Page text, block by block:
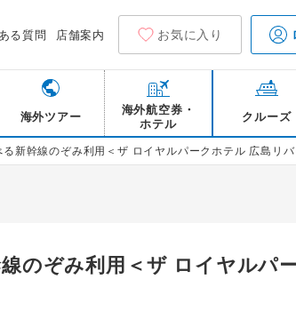
る質問 店舗案内 お気に入り
海外ツアー
海外航空券・
ホテル
クルーズ
新幹線のぞみ利用＜ザ ロイヤルパークホテル 広島リ
のぞみ利用＜ザ ロイヤルパ